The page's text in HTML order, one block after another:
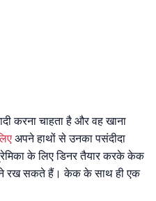
करना चाहता है और वह खाना
अपने हाथों से उनका पसंदीदा
के लिए डिनर तैयार करके केक
रख सकते हैं। केक के साथ ही एक